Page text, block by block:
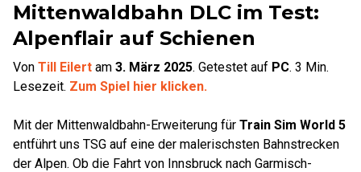
Mittenwaldbahn DLC im Test:
Alpenflair auf Schienen
Von Till Eilert am 3. März 2025. Getestet auf PC. 3 Min.
Lesezeit. Zum Spiel hier klicken.
Mit der Mittenwaldbahn-Erweiterung für Train Sim World 5
entführt uns TSG auf eine der malerischsten Bahnstrecken
der Alpen. Ob die Fahrt von Innsbruck nach Garmisch-